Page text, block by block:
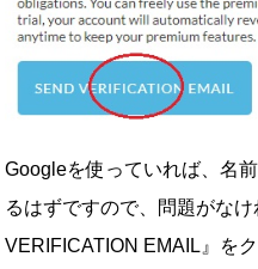
Googleを使っていれば、名
るはずですので、問題がな
VERIFICATION EMAIL』を